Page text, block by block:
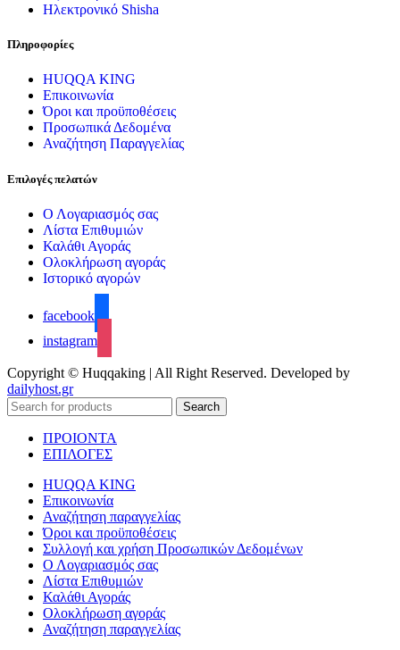
Ηλεκτρονικό Shisha
Πληροφορίες
HUQQA KING
Επικοινωνία
Όροι και προϋποθέσεις
Προσωπικά Δεδομένα
Αναζήτηση Παραγγελίας
Επιλογές πελατών
Ο Λογαριασμός σας
Λίστα Επιθυμιών
Καλάθι Αγοράς
Ολοκλήρωση αγοράς
Ιστορικό αγορών
facebook
instagram
Copyright © Huqqaking | All Right Reserved. Developed by
dailyhost.gr
Search
ΠΡΟΙΟΝΤΑ
ΕΠΙΛΟΓΕΣ
HUQQA KING
Επικοινωνία
Αναζήτηση παραγγελίας
Όροι και προϋποθέσεις
Συλλογή και χρήση Προσωπικών Δεδομένων
Ο Λογαριασμός σας
Λίστα Επιθυμιών
Καλάθι Αγοράς
Ολοκλήρωση αγοράς
Αναζήτηση παραγγελίας